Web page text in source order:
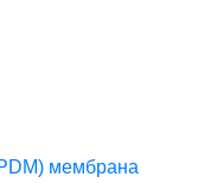
мембрана